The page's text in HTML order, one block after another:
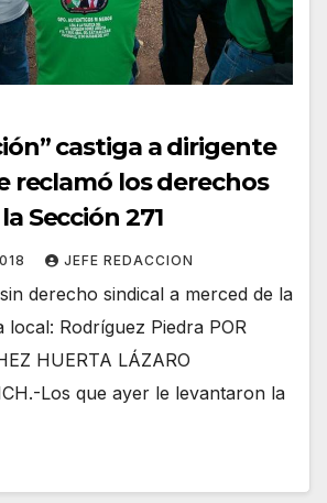
castiga a dirigente
reclamó los derechos
Sección 271
JEFE REDACCION
derecho sindical a merced de la
local: Rodríguez Piedra POR
HUERTA LÁZARO
Los que ayer le levantaron la